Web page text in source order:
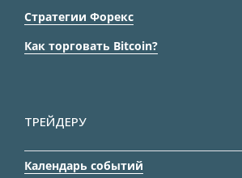
Стратегии Форекс
Как торговать Bitcoin?
ТРЕЙДЕРУ
Календарь событий